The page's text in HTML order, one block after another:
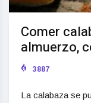
Comer
almuerzo,
3887
La calabaza se